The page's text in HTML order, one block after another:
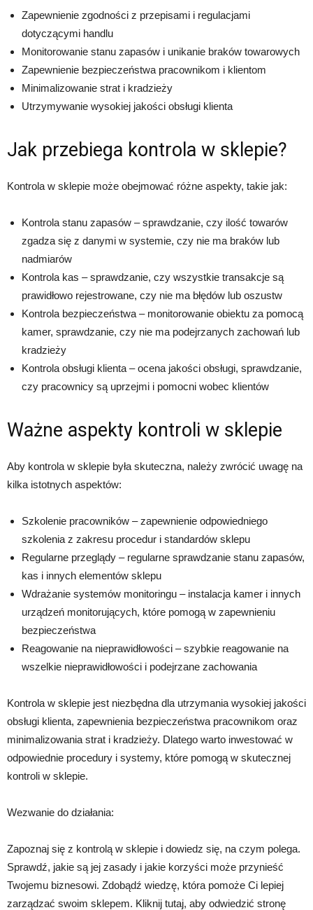
Zapewnienie zgodności z przepisami i regulacjami
dotyczącymi handlu
Monitorowanie stanu zapasów i unikanie braków towarowych
Zapewnienie bezpieczeństwa pracownikom i klientom
Minimalizowanie strat i kradzieży
Utrzymywanie wysokiej jakości obsługi klienta
Jak przebiega kontrola w sklepie?
Kontrola w sklepie może obejmować różne aspekty, takie jak:
Kontrola stanu zapasów – sprawdzanie, czy ilość towarów
zgadza się z danymi w systemie, czy nie ma braków lub
nadmiarów
Kontrola kas – sprawdzanie, czy wszystkie transakcje są
prawidłowo rejestrowane, czy nie ma błędów lub oszustw
Kontrola bezpieczeństwa – monitorowanie obiektu za pomocą
kamer, sprawdzanie, czy nie ma podejrzanych zachowań lub
kradzieży
Kontrola obsługi klienta – ocena jakości obsługi, sprawdzanie,
czy pracownicy są uprzejmi i pomocni wobec klientów
Ważne aspekty kontroli w sklepie
Aby kontrola w sklepie była skuteczna, należy zwrócić uwagę na
kilka istotnych aspektów:
Szkolenie pracowników – zapewnienie odpowiedniego
szkolenia z zakresu procedur i standardów sklepu
Regularne przeglądy – regularne sprawdzanie stanu zapasów,
kas i innych elementów sklepu
Wdrażanie systemów monitoringu – instalacja kamer i innych
urządzeń monitorujących, które pomogą w zapewnieniu
bezpieczeństwa
Reagowanie na nieprawidłowości – szybkie reagowanie na
wszelkie nieprawidłowości i podejrzane zachowania
Kontrola w sklepie jest niezbędna dla utrzymania wysokiej jakości
obsługi klienta, zapewnienia bezpieczeństwa pracownikom oraz
minimalizowania strat i kradzieży. Dlatego warto inwestować w
odpowiednie procedury i systemy, które pomogą w skutecznej
kontroli w sklepie.
Wezwanie do działania:
Zapoznaj się z kontrolą w sklepie i dowiedz się, na czym polega.
Sprawdź, jakie są jej zasady i jakie korzyści może przynieść
Twojemu biznesowi. Zdobądź wiedzę, która pomoże Ci lepiej
zarządzać swoim sklepem. Kliknij tutaj, aby odwiedzić stronę